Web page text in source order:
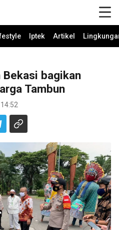
Iptek Artikel
bagikan
Tambun